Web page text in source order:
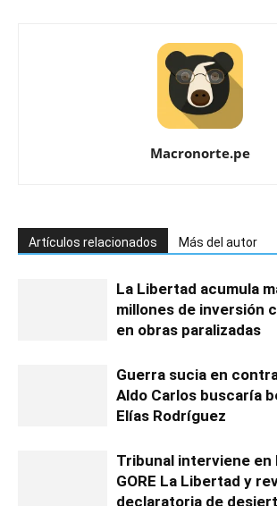
Macronorte.pe
Artículos relacionados Más del autor
La Libertad acumula
millones de inversión
en obras paralizadas
Guerra sucia en
Aldo Carlos buscaría
Elías Rodríguez
Tribunal interviene
GORE La Libertad y
declaratoria de